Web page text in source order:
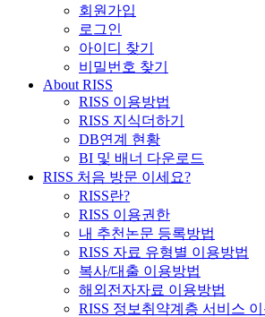
회원가입
로그인
아이디 찾기
비밀번호 찾기
About RISS
RISS 이용방법
RISS 지식더하기
DB연계 현황
BI 및 배너 다운로드
RISS 처음 방문 이세요?
RISS란?
RISS 이용권한
내 추천논문 등록방법
RISS 자료 유형별 이용방법
복사/대출 이용방법
해외전자자료 이용방법
RISS 정보취약계층 서비스